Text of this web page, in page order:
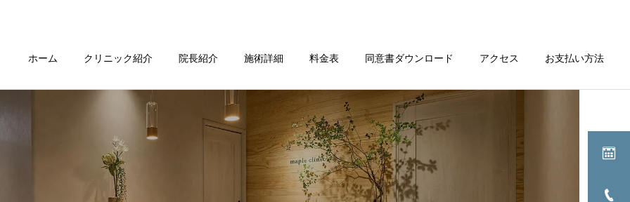
ホーム クリニック紹介 院長紹介 施術詳細 料金表 同意書ダウンロード アクセス お支払い方法